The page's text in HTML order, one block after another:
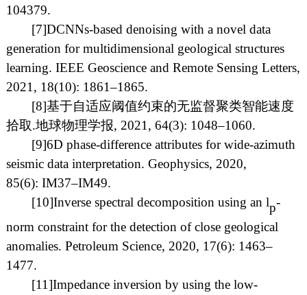
104379.
[7]DCNNs-based denoising with a novel data
generation for multidimensional geological structures
learning. IEEE Geoscience and Remote Sensing Letters,
2021, 18(10): 1861–1865.
[8]基于自适应阈值约束的无监督聚类智能速度
拾取.地球物理学报, 2021 , 64(3): 1048–1060.
[9]6D phase-difference attributes for wide-azimuth
seismic data interpretation. Geophysics, 2020,
85(6): IM37–IM49.
[10]Inverse spectral decomposition using an lp-
norm constraint for the detection of close geological
anomalies. Petroleum Science, 2020, 17(6): 1463–
1477.
[11]Impedance inversion by using the low-